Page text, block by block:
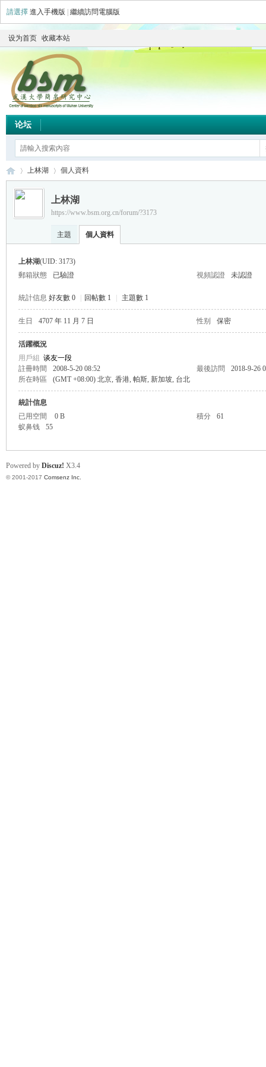
請選擇 進入手機版 繼續訪問電腦版
设为首页 收藏本站
论坛
›
上林湖 個人資料
上林湖
https://www.bsm.org.cn/forum/?3173
主題 個人資料
上林湖(UID: 3173)
郵箱狀態
已驗證 視頻認證 未認證
統計信息 好友數 0 回帖數 1 主題數 1
生日 4707 年 11 月 7 日 性别 保密
活躍概況
用戶組 谈友一段
註冊時間
2008-5-20 08:52 最後訪問
2018-9-26
所在時區
(GMT +08:00) 北京, 香港, 帕斯, 新加坡, 台北
統計信息
已用空間
0 B 積分
61
蚁鼻钱
55
Powered by Discuz! X3.4
© 2001-2017 Comsenz Inc.